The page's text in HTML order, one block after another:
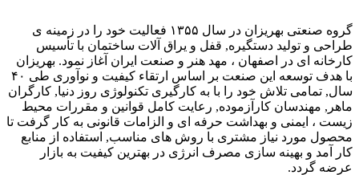
گروه صنعتی بهریزان در سال ۱۳۵۵ فعالیت خود را در زمینه ی
طراحی و تولید دستگیره, قفل و یراق آلات ساختمان با تأسیس
کارخانه ای در اصفهان ، مهد هنر و صنعت ایران آغاز نمود. بهریزان
با هدف توسعه این صنعت بر اساس ارتقاء کیفیت و نوآوری طی ۴۰
سال, تمامی تلاش خود را با به کارگیری تکنولوژی روز دنیا, کارگران
ماهر, مهندسان کارآزموده, رعایت کامل قوانین و مقررات محیط
زیست ، ایمنی و بهداشت حرفه ای و الزامات قانونی به کار گرفت تا
محصول مورد نیاز مشتری با روش های مناسب, استفاده از منابع
کار آمد و بهینه سازی مصرف انرژی در بهترین کیفیت به بازار
عرضه گردد.